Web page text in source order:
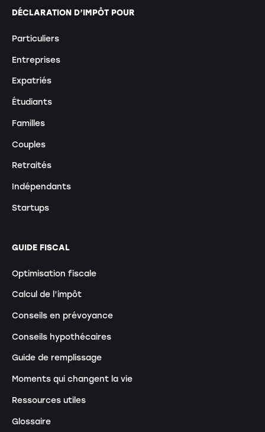
DÉCLARATION D’IMPÔT POUR
Particuliers
Entreprises
Expatriés
Étudiants
Familles
Couples
Retraités
Indépendants
Startups
GUIDE FISCAL
Optimisation fiscale
Calcul de l’impôt
Conseils en prévoyance
Conseils hypothécaires
Guide de remplissage
Moments qui changent la vie
Ressources utiles
Glossaire